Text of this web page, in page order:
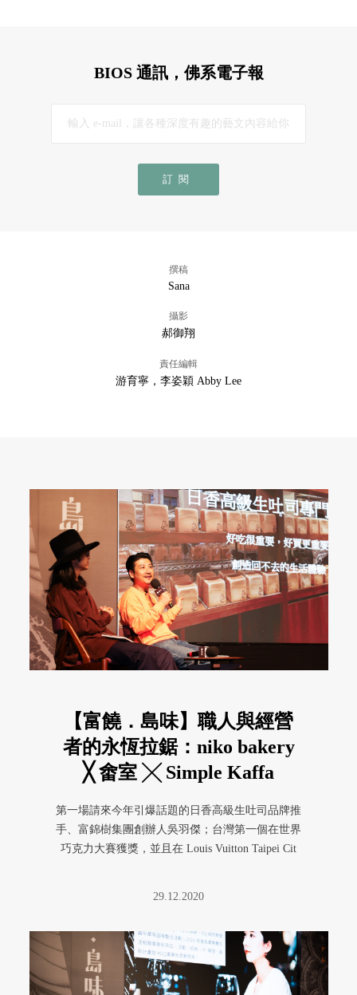
BIOS 通訊，佛系電子報
訂閱
撰稿
Sana
攝影
郝御翔
責任編輯
游育寧，李姿穎 Abby Lee
【富饒．島味】職人與經營
者的永恆拉鋸：niko bakery
╳ 畬室 ╳ Simple Kaffa
第一場請來今年引爆話題的日香高級生吐司品牌推
手、富錦樹集團創辦人吳羽傑；台灣第一個在世界
巧克力大賽獲獎，並且在 Louis Vuitton Taipei Cit
29.12.2020